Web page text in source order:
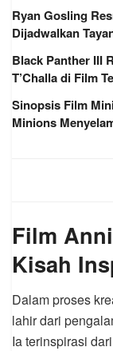
Ryan Gosling
Dijadwalkan
Black Panther III
T’Challa di Film
Sinopsis Film
Minions
Film
Kisah
Dalam proses
lahir dari
Ia terinspirasi